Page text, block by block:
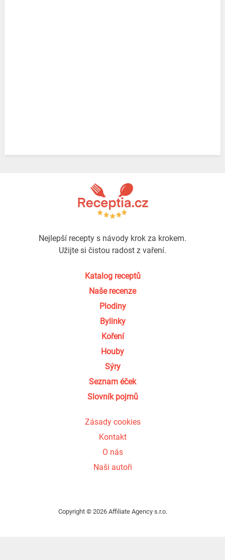
Nejlepší recepty s návody krok za krokem.
Užijte si čistou radost z vaření.
Katalog receptů
Naše recenze
Plodiny
Bylinky
Koření
Houby
Sýry
Seznam éček
Slovník pojmů
Zásady cookies
Kontakt
O nás
Naši autoři
Copyright © 2026 Affiliate Agency s.r.o.